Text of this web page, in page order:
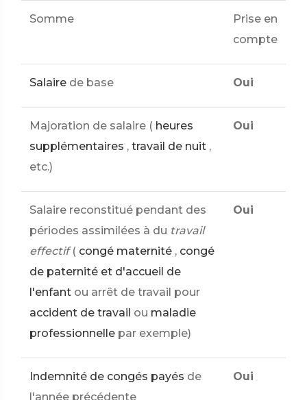
Somme
Prise en
compte
Salaire de base Oui
Majoration de salaire ( heures
supplémentaires , travail de nuit ,
etc.)
Oui
Salaire reconstitué pendant des
périodes assimilées à du travail
effectif ( congé maternité , congé
de paternité et d'accueil de
l'enfant ou arrêt de travail pour
accident de travail ou maladie
professionnelle par exemple)
Oui
Indemnité de congés payés de
l'année précédente
Oui